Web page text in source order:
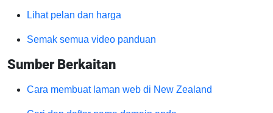
Lihat pelan dan harga
Semak semua video panduan
Sumber Berkaitan
Cara membuat laman web di New Zealand